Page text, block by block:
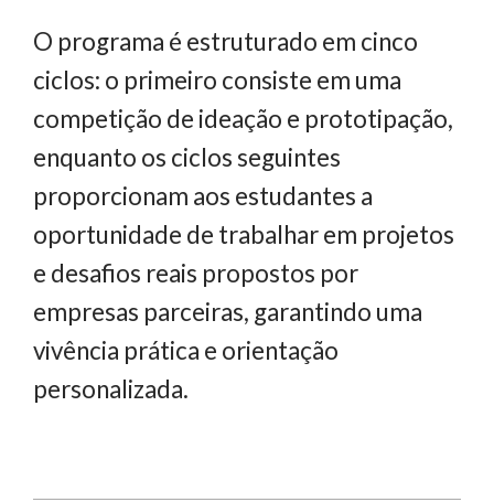
O programa é estruturado em cinco
ciclos: o primeiro consiste em uma
competição de ideação e prototipação,
enquanto os ciclos seguintes
proporcionam aos estudantes a
oportunidade de trabalhar em projetos
e desafios reais propostos por
empresas parceiras, garantindo uma
vivência prática e orientação
personalizada.